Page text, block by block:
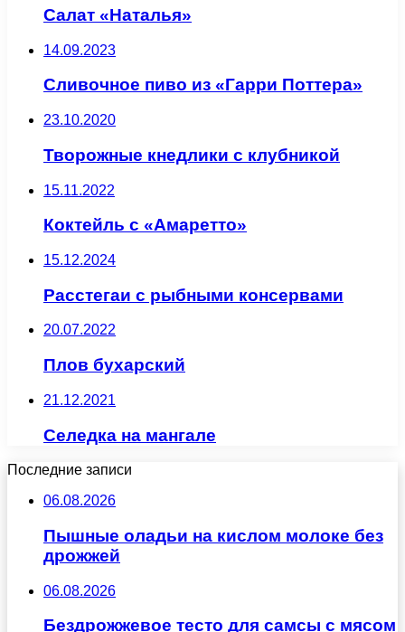
Салат «Наталья»
14.09.2023
Сливочное пиво из «Гарри Поттера»
23.10.2020
Творожные кнедлики с клубникой
15.11.2022
Коктейль с «Амаретто»
15.12.2024
Расстегаи с рыбными консервами
20.07.2022
Плов бухарский
21.12.2021
Селедка на мангале
Последние записи
06.08.2026
Пышные оладьи на кислом молоке без
дрожжей
06.08.2026
Бездрожжевое тесто для самсы с мясом